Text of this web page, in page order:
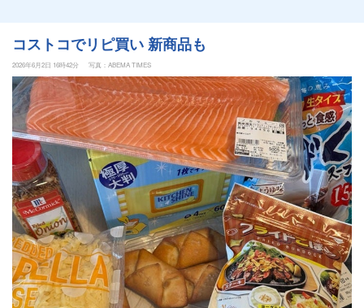
コストコでリピ買い 新商品も
2026年6月2日 16時42分 写真：ABEMA TIMES